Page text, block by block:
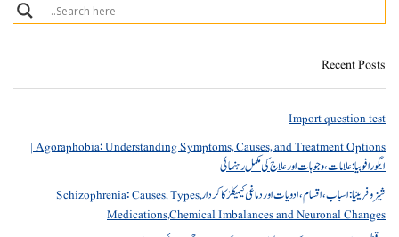
Recent Posts
Import question test
Agoraphobia: Understanding Symptoms, Causes, and Treatment Options |
ایگورافوبیا: علامات، وجوہات اور علاج کی مکمل رہنمائی
شیزوفرینیا: اسباب، اقسام، ادویات اور دماغی کیمیکلز کا کردار Schizophrenia: Causes, Types,
Medications,Chemical Imbalances and Neuronal Changes